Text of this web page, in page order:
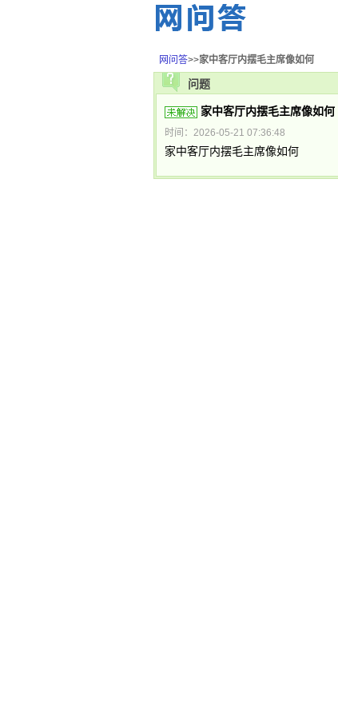
网问答>>家中客厅内摆毛主席像如何
问题
家中客厅内摆毛主席像如何
时间：2026-05-21 07:36:48
家中客厅内摆毛主席像如何